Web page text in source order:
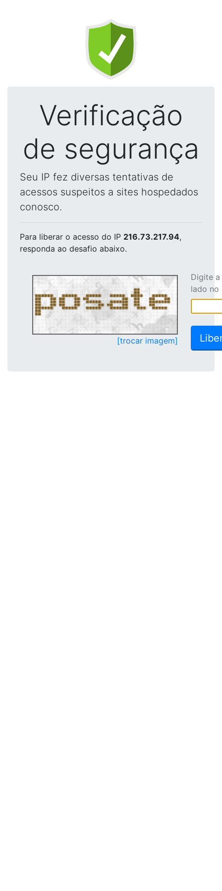
Verificação
de segurança
Seu IP fez diversas tentativas de
acessos suspeitos a sites hospedados
conosco.
Para liberar o acesso do IP 216.73.217.94,
responda ao desafio abaixo.
[trocar imagem]
Digite
lado no